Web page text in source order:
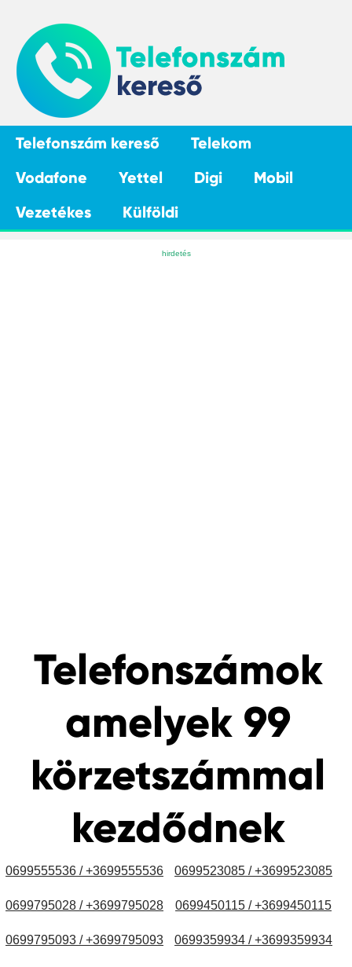
Telefonszám kereső
Telekom
Vodafone
Yettel Digi
Mobil
Vezetékes
Külföldi
Telefonszámok
amelyek 99
körzetszámmal
kezdődnek
0699555536 / +3699555536 0699523085 / +3699523085
0699795028 / +3699795028 0699450115 / +3699450115
0699795093 / +3699795093 0699359934 / +3699359934